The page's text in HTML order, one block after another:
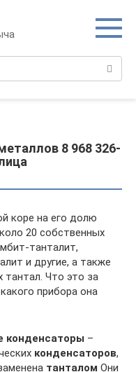
8 968 326-
коре на его долю
20 собственных
танталит,
и другие, а также
тантал. Что это за
прибора она
конденсаторы –
конденсаторов,
танталом Они